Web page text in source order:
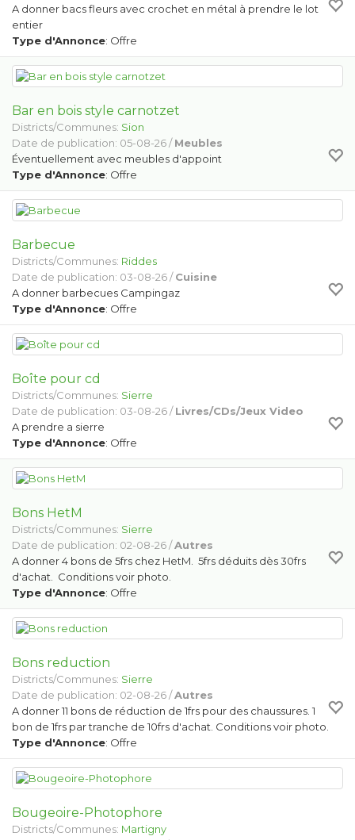
A donner bacs fleurs avec crochet en métal à prendre le lot
entier
Type d'Annonce: Offre
Bar en bois style carnotzet
Districts/Communes: Sion
Date de publication: 05-08-26 /Meubles
Éventuellement avec meubles d'appoint
Type d'Annonce: Offre
Barbecue
Districts/Communes: Riddes
Date de publication: 03-08-26 /Cuisine
A donner barbecues Campingaz
Type d'Annonce: Offre
Boîte pour cd
Districts/Communes: Sierre
Date de publication: 03-08-26 /Livres/CDs/Jeux Video
A prendre a sierre
Type d'Annonce: Offre
Bons HetM
Districts/Communes: Sierre
Date de publication: 02-08-26 /Autres
A donner 4 bons de 5frs chez HetM. 5frs déduits dès 30frs
d'achat. Conditions voir photo.
Type d'Annonce: Offre
Bons reduction
Districts/Communes: Sierre
Date de publication: 02-08-26 /Autres
A donner 11 bons de réduction de 1frs pour des chaussures. 1
bon de 1frs par tranche de 10frs d'achat. Conditions voir photo.
Type d'Annonce: Offre
Bougeoire-Photophore
Districts/Communes: Martigny